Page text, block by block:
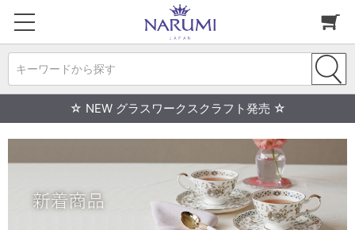
キーワードから探す
☆ NEW グラスワークスクラフト発売 ☆